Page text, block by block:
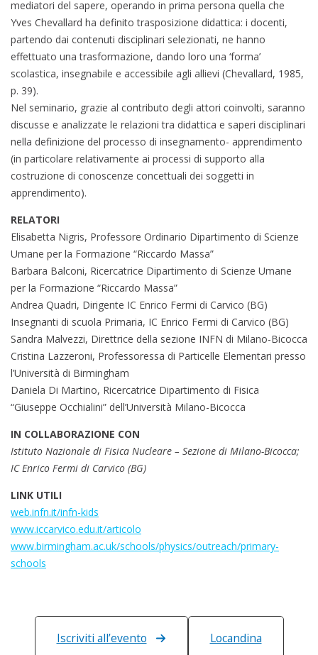
mediatori del sapere, operando in prima persona quella che
Yves Chevallard ha definito trasposizione didattica: i docenti,
partendo dai contenuti disciplinari selezionati, ne hanno
effettuato una trasformazione, dando loro una ‘forma’
scolastica, insegnabile e accessibile agli allievi (Chevallard, 1985,
p. 39).
Nel seminario, grazie al contributo degli attori coinvolti, saranno
discusse e analizzate le relazioni tra didattica e saperi disciplinari
nella definizione del processo di insegnamento- apprendimento
(in particolare relativamente ai processi di supporto alla
costruzione di conoscenze concettuali dei soggetti in
apprendimento).
RELATORI
Elisabetta Nigris, Professore Ordinario Dipartimento di Scienze
Umane per la Formazione “Riccardo Massa”
Barbara Balconi, Ricercatrice Dipartimento di Scienze Umane
per la Formazione “Riccardo Massa”
Andrea Quadri, Dirigente IC Enrico Fermi di Carvico (BG)
Insegnanti di scuola Primaria, IC Enrico Fermi di Carvico (BG)
Sandra Malvezzi, Direttrice della sezione INFN di Milano-Bicocca
Cristina Lazzeroni, Professoressa di Particelle Elementari presso
l’Università di Birmingham
Daniela Di Martino, Ricercatrice Dipartimento di Fisica
“Giuseppe Occhialini” dell’Università Milano-Bicocca
IN COLLABORAZIONE CON
Istituto Nazionale di Fisica Nucleare – Sezione di Milano-Bicocca;
IC Enrico Fermi di Carvico (BG)
LINK UTILI
web.infn.it/infn-kids
www.iccarvico.edu.it/articolo
www.birmingham.ac.uk/schools/physics/outreach/primary-
schools
Iscriviti all’evento Locandina